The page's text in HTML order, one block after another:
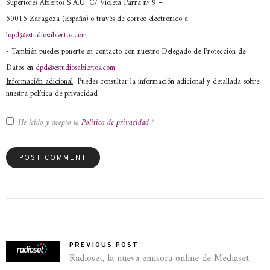
50015 Zaragoza (España) o través de correo electrónico a
lopd@estudiosabiertos.com
- También puedes ponerte en contacto con nuestro Delegado de Protección de
Datos en dpd@estudiosabiertos.com
Información adicional: Puedes consultar la información adicional y detallada sobre
nuestra política de privacidad
He leído y acepto la Política de privacidad *
PREVIOUS POST
Radioset, la nueva emisora online de Mediaset